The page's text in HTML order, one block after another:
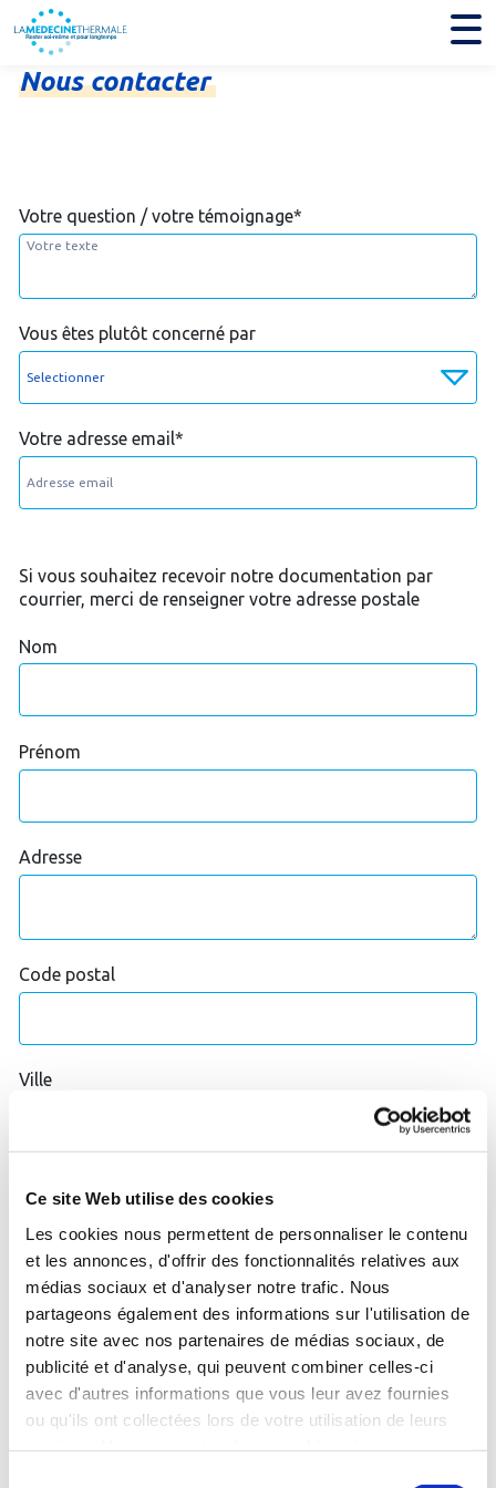
Ce site Web utilise des cookies
Les cookies nous permettent de personnaliser le contenu
et les annonces, d'offrir des fonctionnalités relatives aux
médias sociaux et d'analyser notre trafic. Nous
partageons également des informations sur l'utilisation de
notre site avec nos partenaires de médias sociaux, de
publicité et d'analyse, qui peuvent combiner celles-ci
avec d'autres informations que vous leur avez fournies
ou qu'ils ont collectées lors de votre utilisation de leurs
Nouscontacter
Votre question / votre témoignage*
Vous êtes plutôt concerné par
Votre adresse email*
Si vous souhaitez recevoir notre documentation par
courrier, merci de renseigner votre adresse postale
Nom
Prénom
Adresse
Code postal
Ville
Je souhaite être recontacté pour témoigner de mon
expérience en centre thermal.
J'accepte que les données saisies soient utilisées pour
me contacter dans le cadre de ma demande.
*